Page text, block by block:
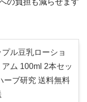
ル豆乳ローショ
アム 100ml 2本セッ
ーブ研究 送料無料